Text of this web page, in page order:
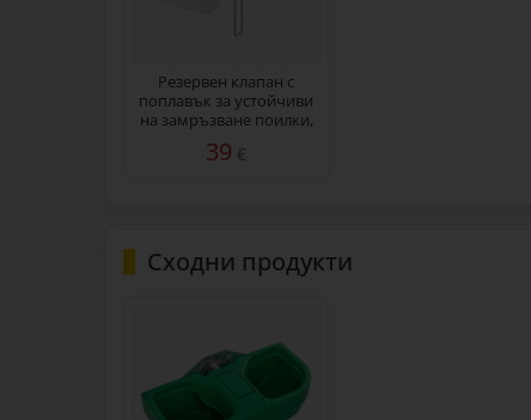
Резервен клапан с
поплавък за устойчиви
на замръзване поилки,
39 €
Сходни продукти